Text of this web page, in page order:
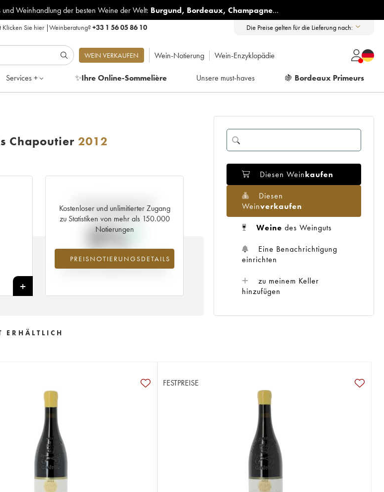
und Weinhandlung der besten Weine der Welt: Burgund, Bordeaux, Champagne...
Klicken Sie hier|Weinberatung?+33 1 56 05 86 10 Die Preise gelten für die Lieferung nach:
WEIN VERKAUFEN Wein-Notierung Wein-Enzyklopädie
Services + ✨Ihre Online-Sommelière Unsere must-haves 🍇 Bordeaux Primeurs
Chapoutier 2012
+
Kostenloser und unlimitierter Zugang
zu Statistiken von mehr als 150.000
Notierungen
PREISNOTIERUNGSDETAILS
Aktuelle Entwicklung der
Preisnotierung
0%
Preisanstiegs des Jahrgangs 2012 im
Jahr 2026 im Vergleich zum Jahr 2025
Diesen Weinkaufen
Diesen
Weinverkaufen
Weine des Weinguts
Eine Benachrichtigung
einrichten
zu meinem Keller
hinzufügen
FESTPREISE